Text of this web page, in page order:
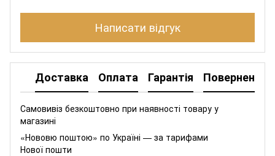
Написати відгук
Доставка Оплата Гарантія Повернення
Самовивіз безкоштовно при наявності товару у
магазині
«Нововю поштою» по Україні — за тарифами
Нової пошти